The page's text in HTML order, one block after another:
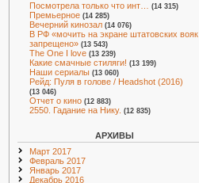
Посмотрела только что инт…
(14 315)
Премьерное (14 285)
Вечерний кинозал (14 076)
В РФ «мочить на экране штатовских вояк
запрещено» (13 543)
The One I love (13 239)
Какие смачные стиляги! (13 199)
Наши сериалы (13 060)
Рейд: Пуля в голове / Headshot (2016)
(13 046)
Отчет о кино (12 883)
2550. Гадание на Нику. (12 835)
АРХИВЫ
Март 2017
Февраль 2017
Январь 2017
Декабрь 2016